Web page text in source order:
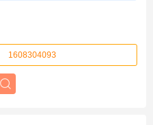
1608304093